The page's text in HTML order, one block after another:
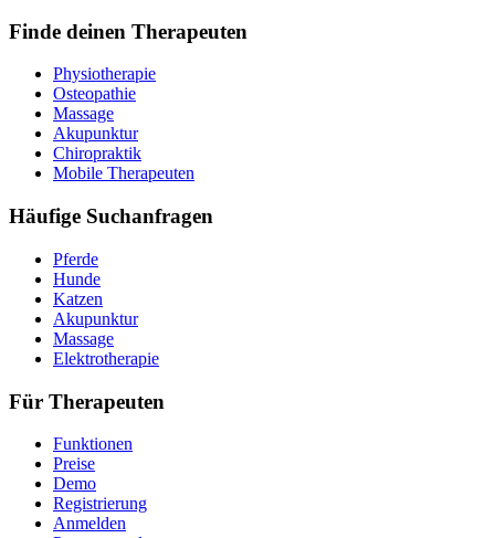
Finde deinen Therapeuten
Physiotherapie
Osteopathie
Massage
Akupunktur
Chiropraktik
Mobile Therapeuten
Häufige Suchanfragen
Pferde
Hunde
Katzen
Akupunktur
Massage
Elektrotherapie
Für Therapeuten
Funktionen
Preise
Demo
Registrierung
Anmelden